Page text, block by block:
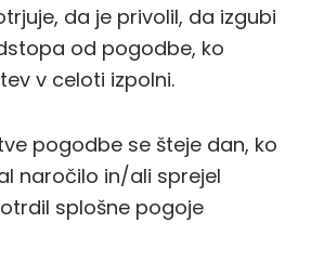
da je privolil, da izgubi
od pogodbe, ko
v celoti izpolni.
pogodbe se šteje dan, ko
naročilo in/ali sprejel
splošne pogoje